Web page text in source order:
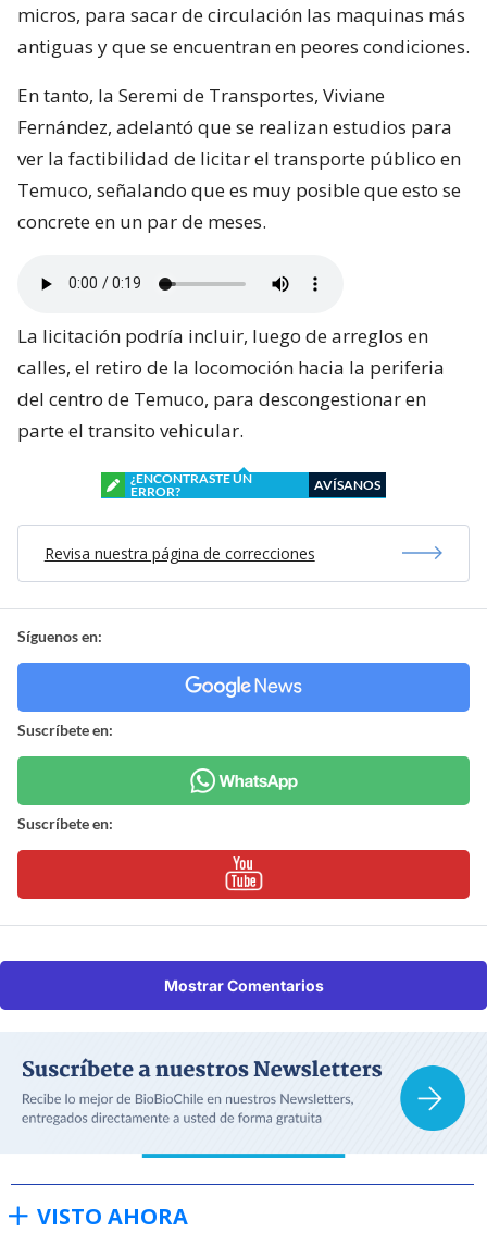
micros, para sacar de circulación las maquinas más
antiguas y que se encuentran en peores condiciones.
En tanto, la Seremi de Transportes, Viviane
Fernández, adelantó que se realizan estudios para
ver la factibilidad de licitar el transporte público en
Temuco, señalando que es muy posible que esto se
concrete en un par de meses.
La licitación podría incluir, luego de arreglos en
calles, el retiro de la locomoción hacia la periferia
del centro de Temuco, para descongestionar en
parte el transito vehicular.
¿ENCONTRASTE UN
ERROR?
AVÍSANOS
Revisa nuestra página de correcciones
Síguenos en:
Suscríbete en:
Suscríbete en:
Mostrar Comentarios
VISTO AHORA